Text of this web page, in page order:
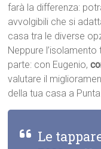
farà la differenza:
avvolgibili che si
casa tra le diverse
Neppure
parte: con Eugenio,
valutare il
della tua casa a
Le